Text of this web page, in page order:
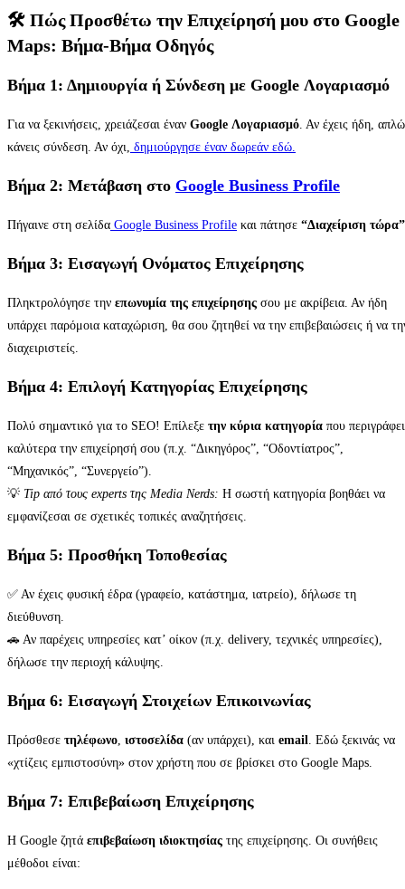
🛠️ Πώς Προσθέτω την Επιχείρησή μου στο Google
Maps: Βήμα-Βήμα Οδηγός
Βήμα 1: Δημιουργία ή Σύνδεση με Google Λογαριασμό
Για να ξεκινήσεις, χρειάζεσαι έναν Google Λογαριασμό . Αν έχεις ήδη,
κάνεις σύνδεση. Αν όχι, δημιούργησε έναν δωρεάν εδώ.
Βήμα 2: Μετάβαση στο Google Business Profile
Πήγαινε στη σελίδα Google Business Profile και πάτησε “Διαχείριση τώρα”
Βήμα 3: Εισαγωγή Ονόματος Επιχείρησης
Πληκτρολόγησε την επωνυμία της επιχείρησης σου με ακρίβεια. Αν ήδη
υπάρχει παρόμοια καταχώριση, θα σου ζητηθεί να την επιβεβαιώσεις ή να
διαχειριστείς.
Βήμα 4: Επιλογή Κατηγορίας Επιχείρησης
Πολύ σημαντικό για το SEO! Επίλεξε την κύρια κατηγορία που περιγράφει
καλύτερα την επιχείρησή σου (π.χ. “Δικηγόρος”, “Οδοντίατρος”,
“Μηχανικός”, “Συνεργείο”).
💡 Tip από τους experts της Media Nerds: Η σωστή κατηγορία βοηθάει να
εμφανίζεσαι σε σχετικές τοπικές αναζητήσεις.
Βήμα 5: Προσθήκη Τοποθεσίας
✅ Αν έχεις φυσική έδρα (γραφείο, κατάστημα, ιατρείο), δήλωσε τη
διεύθυνση.
🚗 Αν παρέχεις υπηρεσίες κατ’ οίκον (π.χ. delivery, τεχνικές υπηρεσίες),
δήλωσε την περιοχή κάλυψης.
Βήμα 6: Εισαγωγή Στοιχείων Επικοινωνίας
Πρόσθεσε τηλέφωνο ιστοσελίδα (αν υπάρχει), και email
. Εδώ ξεκινάς να
«χτίζεις εμπιστοσύνη» στον χρήστη που σε βρίσκει στο Google Maps.
Βήμα 7: Επιβεβαίωση Επιχείρησης
Η Google ζητά επιβεβαίωση ιδιοκτησίας της επιχείρησης. Οι συνήθεις
μέθοδοι είναι: